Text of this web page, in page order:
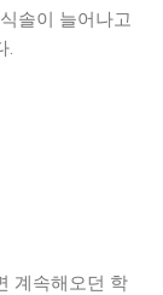
솔이 늘어나고
.
계속해오던 학